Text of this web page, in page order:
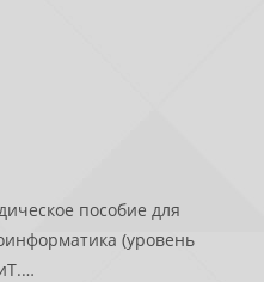
пособие для
(уровень